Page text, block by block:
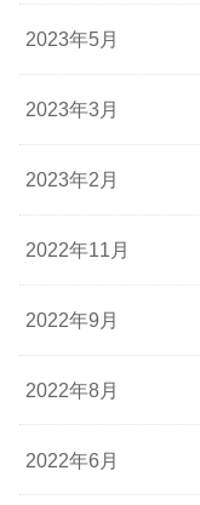
2023年5月
2023年3月
2023年2月
2022年11月
2022年9月
2022年8月
2022年6月